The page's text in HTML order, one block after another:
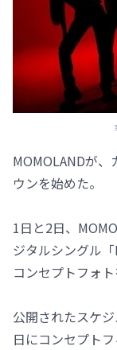
MOMOLANDが
ウンを始めた。
1日と2日、
ジタルシングル
コンセプトフォ
公開されたスケ
日にコンセプト